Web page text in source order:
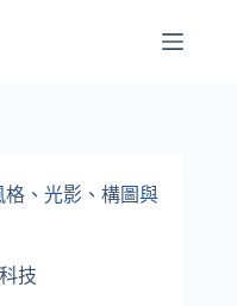
格、光影、構圖與
科技